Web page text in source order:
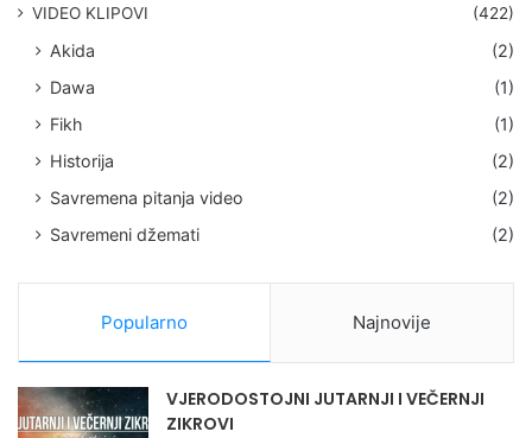
VIDEO KLIPOVI
(422)
Akida
(2)
Dawa
(1)
Fikh
(1)
Historija
(2)
Savremena pitanja video
(2)
Savremeni džemati
(2)
Popularno Najnovije
VJERODOSTOJNI JUTARNJI I VEČERNJI
ZIKROVI